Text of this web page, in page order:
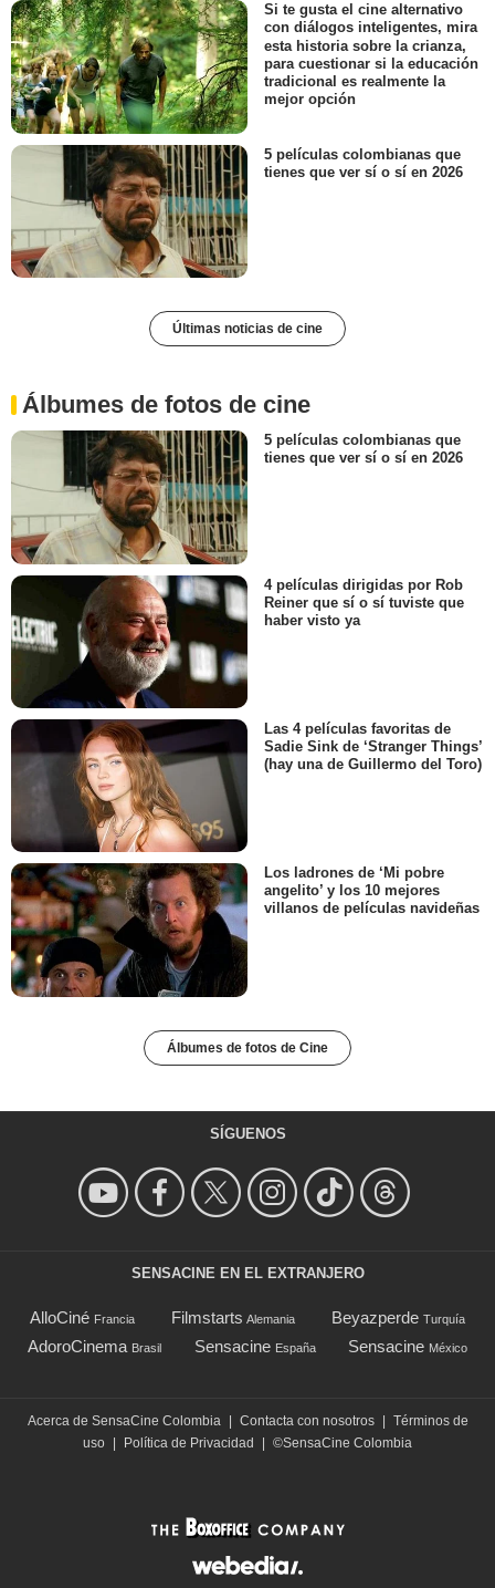
Si te gusta el cine alternativo
con diálogos inteligentes, mira
esta historia sobre la crianza,
para cuestionar si la educación
tradicional es realmente la
mejor opción
5 películas colombianas que
tienes que ver sí o sí en 2026
Últimas noticias de cine
Álbumes de fotos de cine
5 películas colombianas que
tienes que ver sí o sí en 2026
4 películas dirigidas por Rob
Reiner que sí o sí tuviste que
haber visto ya
Las 4 películas favoritas de
Sadie Sink de ‘Stranger Things’
(hay una de Guillermo del Toro)
Los ladrones de ‘Mi pobre
angelito’ y los 10 mejores
villanos de películas navideñas
Álbumes de fotos de Cine
SÍGUENOS
SENSACINE EN EL EXTRANJERO
AlloCiné Francia Filmstarts Alemania Beyazperde Turquía
AdoroCinema Brasil Sensacine España Sensacine México
Acerca de SensaCine Colombia | Contacta con nosotros | Términos de
uso | Política de Privacidad | ©SensaCine Colombia